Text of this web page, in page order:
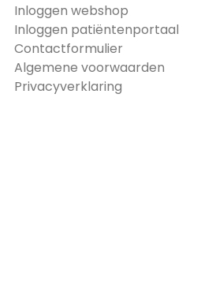
Inloggen webshop
Inloggen patiëntenportaal
Contactformulier
Algemene voorwaarden
Privacyverklaring